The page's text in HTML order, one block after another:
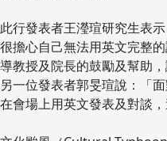
此行發表者王瀅瑄研究生表
很擔心自己無法用英文完整
導教授及院長的鼓勵及幫助
另一位發表者郭旻瑄說：「
在會場上用英文發表及對談